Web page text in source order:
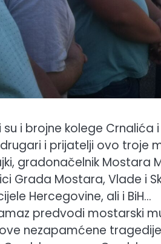
su i brojne kolege Crnalića
drugari i prijatelji ovo troje
gradonačelnik Mostara
Grada Mostara, Vlade i
Hercegovine, ali i BiH…
predvodi mostarski
nezapamćene